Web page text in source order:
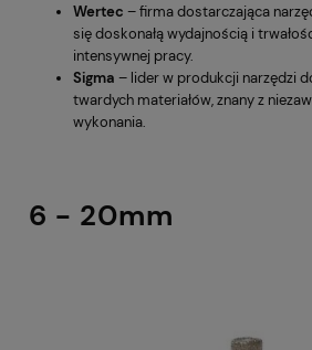
Wertec – firma dostarczająca
się doskonałą wydajnością i
intensywnej pracy.
Sigma – lider w produkcji narzędzi
twardych materiałów, znany z
wykonania.
6 - 20mm